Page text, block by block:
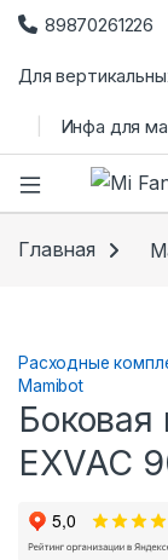
89870261226
Для
Инфа для
Главная
Расходные
Mamibot
EXVAC